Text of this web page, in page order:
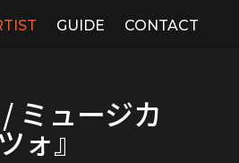
GUIDE CONTACT
ミュージカ
ォ』